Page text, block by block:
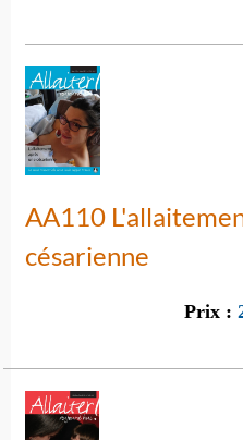
AA110
césarienne
Prix :